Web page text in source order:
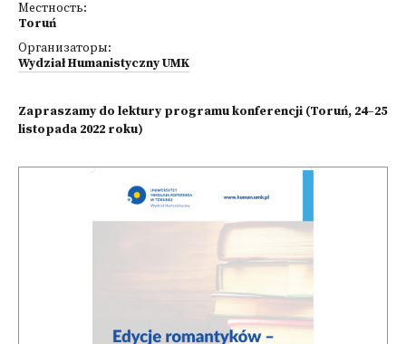
Местность:
Toruń
Организаторы:
Wydział Humanistyczny UMK
Zapraszamy do lektury programu konferencji (Toruń, 24–25
listopada 2022 roku)